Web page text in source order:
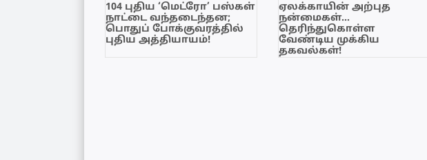
104 புதிய ‘மெட்ரோ’ பஸ்கள்
நாட்டை வந்தடைந்தன;
பொதுப் போக்குவரத்தில்
புதிய அத்தியாயம்!
ஏலக்காயின் அற்புத
நன்மைகள்…
தெரிந்துகொள்ள
வேண்டிய முக்கிய
தகவல்கள்!